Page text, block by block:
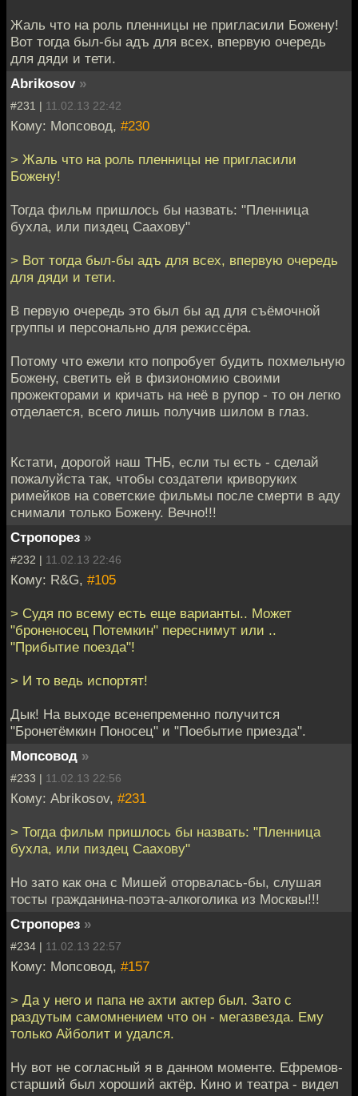
Жаль что на роль пленницы не пригласили Божену!
Вот тогда был-бы адъ для всех, впервую очередь
для дяди и тети.
Abrikosov »
#231 | 11.02.13 22:42
Кому: Мопсовод, #230
> Жаль что на роль пленницы не пригласили
Божену!
Тогда фильм пришлось бы назвать: "Пленница
бухла, или пиздец Саахову"
> Вот тогда был-бы адъ для всех, впервую очередь
для дяди и тети.
В первую очередь это был бы ад для съёмочной
группы и персонально для режиссёра.
Потому что ежели кто попробует будить похмельную
Божену, светить ей в физиономию своими
прожекторами и кричать на неё в рупор - то он легко
отделается, всего лишь получив шилом в глаз.
Кстати, дорогой наш ТНБ, если ты есть - сделай
пожалуйста так, чтобы создатели криворуких
римейков на советские фильмы после смерти в аду
снимали только Божену. Вечно!!!
Стропорез »
#232 | 11.02.13 22:46
Кому: R&G, #105
> Судя по всему есть еще варианты.. Может
"броненосец Потемкин" переснимут или ..
"Прибытие поезда"!
> И то ведь испортят!
Дык! На выходе всенепременно получится
"Бронетёмкин Поносец" и "Поебытие приезда".
Мопсовод »
#233 | 11.02.13 22:56
Кому: Abrikosov, #231
> Тогда фильм пришлось бы назвать: "Пленница
бухла, или пиздец Саахову"
Но зато как она с Мишей оторвалась-бы, слушая
тосты гражданина-поэта-алкоголика из Москвы!!!
Стропорез »
#234 | 11.02.13 22:57
Кому: Мопсовод, #157
> Да у него и папа не ахти актер был. Зато с
раздутым самомнением что он - мегазвезда. Ему
только Айболит и удался.
Ну вот не согласный я в данном моменте. Ефремов-
старший был хороший актёр. Кино и театра - видел